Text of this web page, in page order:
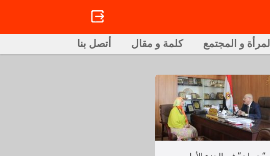
in
المرأة و المجتمع كلمة و مقال أتصل بنا